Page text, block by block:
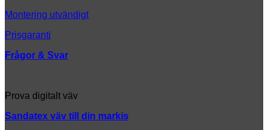
Montering utvändigt
Prisgaranti
Frågor & Svar
Prova digitalt väv
Sandatex väv till din markis